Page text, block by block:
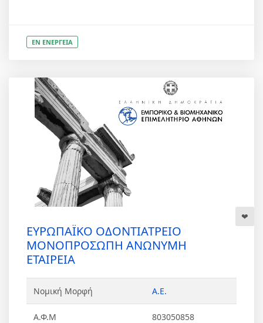
ΕΝ ΕΝΕΡΓΕΙΑ
ΕΥΡΩΠΑΪΚΟ ΟΔΟΝΤΙΑΤΡΕΙΟ
ΜΟΝΟΠΡΟΣΩΠΗ ΑΝΩΝΥΜΗ
ΕΤΑΙΡΕΙΑ
Νομική Μορφή Α.Ε.
Α.Φ.Μ 803050858